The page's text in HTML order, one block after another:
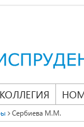
Сербиева М.М.